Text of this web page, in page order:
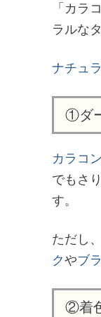
「カラ
ラルな
ナチュ
①ダ
カラコン
でもさ
す。
ただし
クやブ
②着